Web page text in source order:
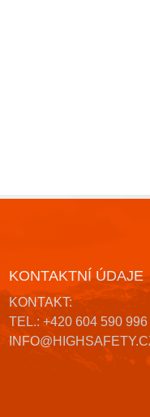
KONTAKTNÍ ÚDAJE
KONTAKT:
TEL.: +420 604 590 996